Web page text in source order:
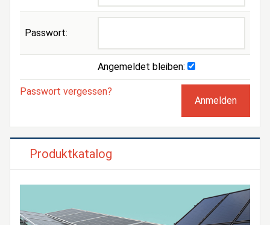
Passwort:
Angemeldet bleiben:
Passwort vergessen?
Produktkatalog